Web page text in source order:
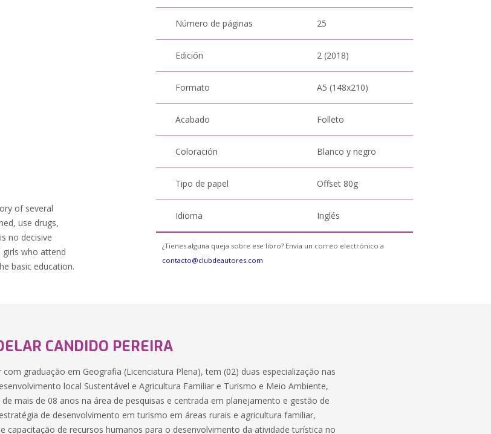
of several
use drugs,
no decisive
who attend
basic education.
Número de páginas 25
Edición 2 (2018)
Formato A5 (148x210)
Acabado Folleto
Coloración Blanco y negro
Tipo de papel Offset 80g
Idioma Inglés
¿Tienes alguna queja sobre ese libro? Envía un correo electrónico a
contacto@clubdeautores.com
CANDIDO PEREIRA
com graduação em Geografia (Licenciatura Plena), tem (02) duas especialização nas
local Sustentável e Agricultura Familiar e Turismo e Meio Ambiente,
de mais de 08 anos na área de pesquisas e centrada em planejamento e gestão de
de desenvolvimento em turismo em áreas rurais e agricultura familiar,
capacitação de recursos humanos para o desenvolvimento da atividade turística no